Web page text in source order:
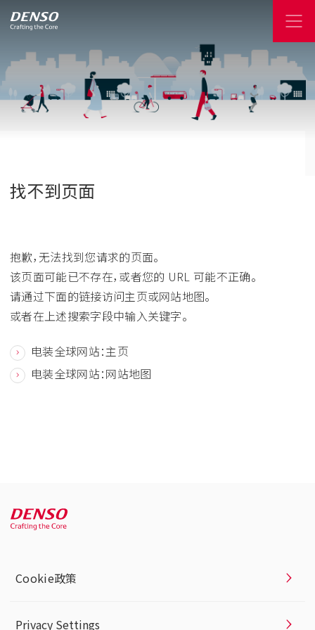
找不到页面
抱歉，无法找到您请求的页面。
该页面可能已不存在，或者您的 URL 可能不正确。
请通过下面的链接访问主页或网站地图。
或者在上述搜索字段中输入关键字。
电装全球网站：主页
电装全球网站：网站地图
Cookie政策
Privacy Settings